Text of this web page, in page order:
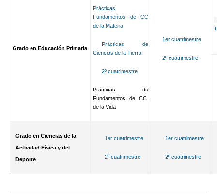
Grado en Educación Primaria
Prácticas
Fundamentos de CC
de la Materia
Prácticas de
Ciencias de la Tierra
2º cuatrimestre
Prácticas de
Fundamentos de CC.
de la Vida
1er cuatrimestre
2º cuatrimestre
Grado en Ciencias de la
Actividad Física y del
Deporte
1er cuatrimestre
2º cuatrimestre
1er cuatrimestre
2º cuatrimestre